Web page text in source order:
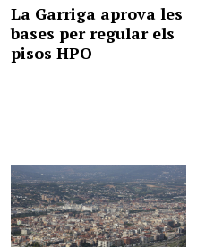
La Garriga aprova les
bases per regular els
pisos HPO